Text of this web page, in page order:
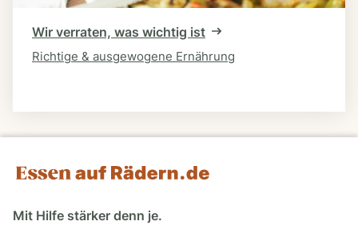
Wir verraten, was wichtig ist
Richtige & ausgewogene Ernährung
Mit Hilfe stärker denn je.